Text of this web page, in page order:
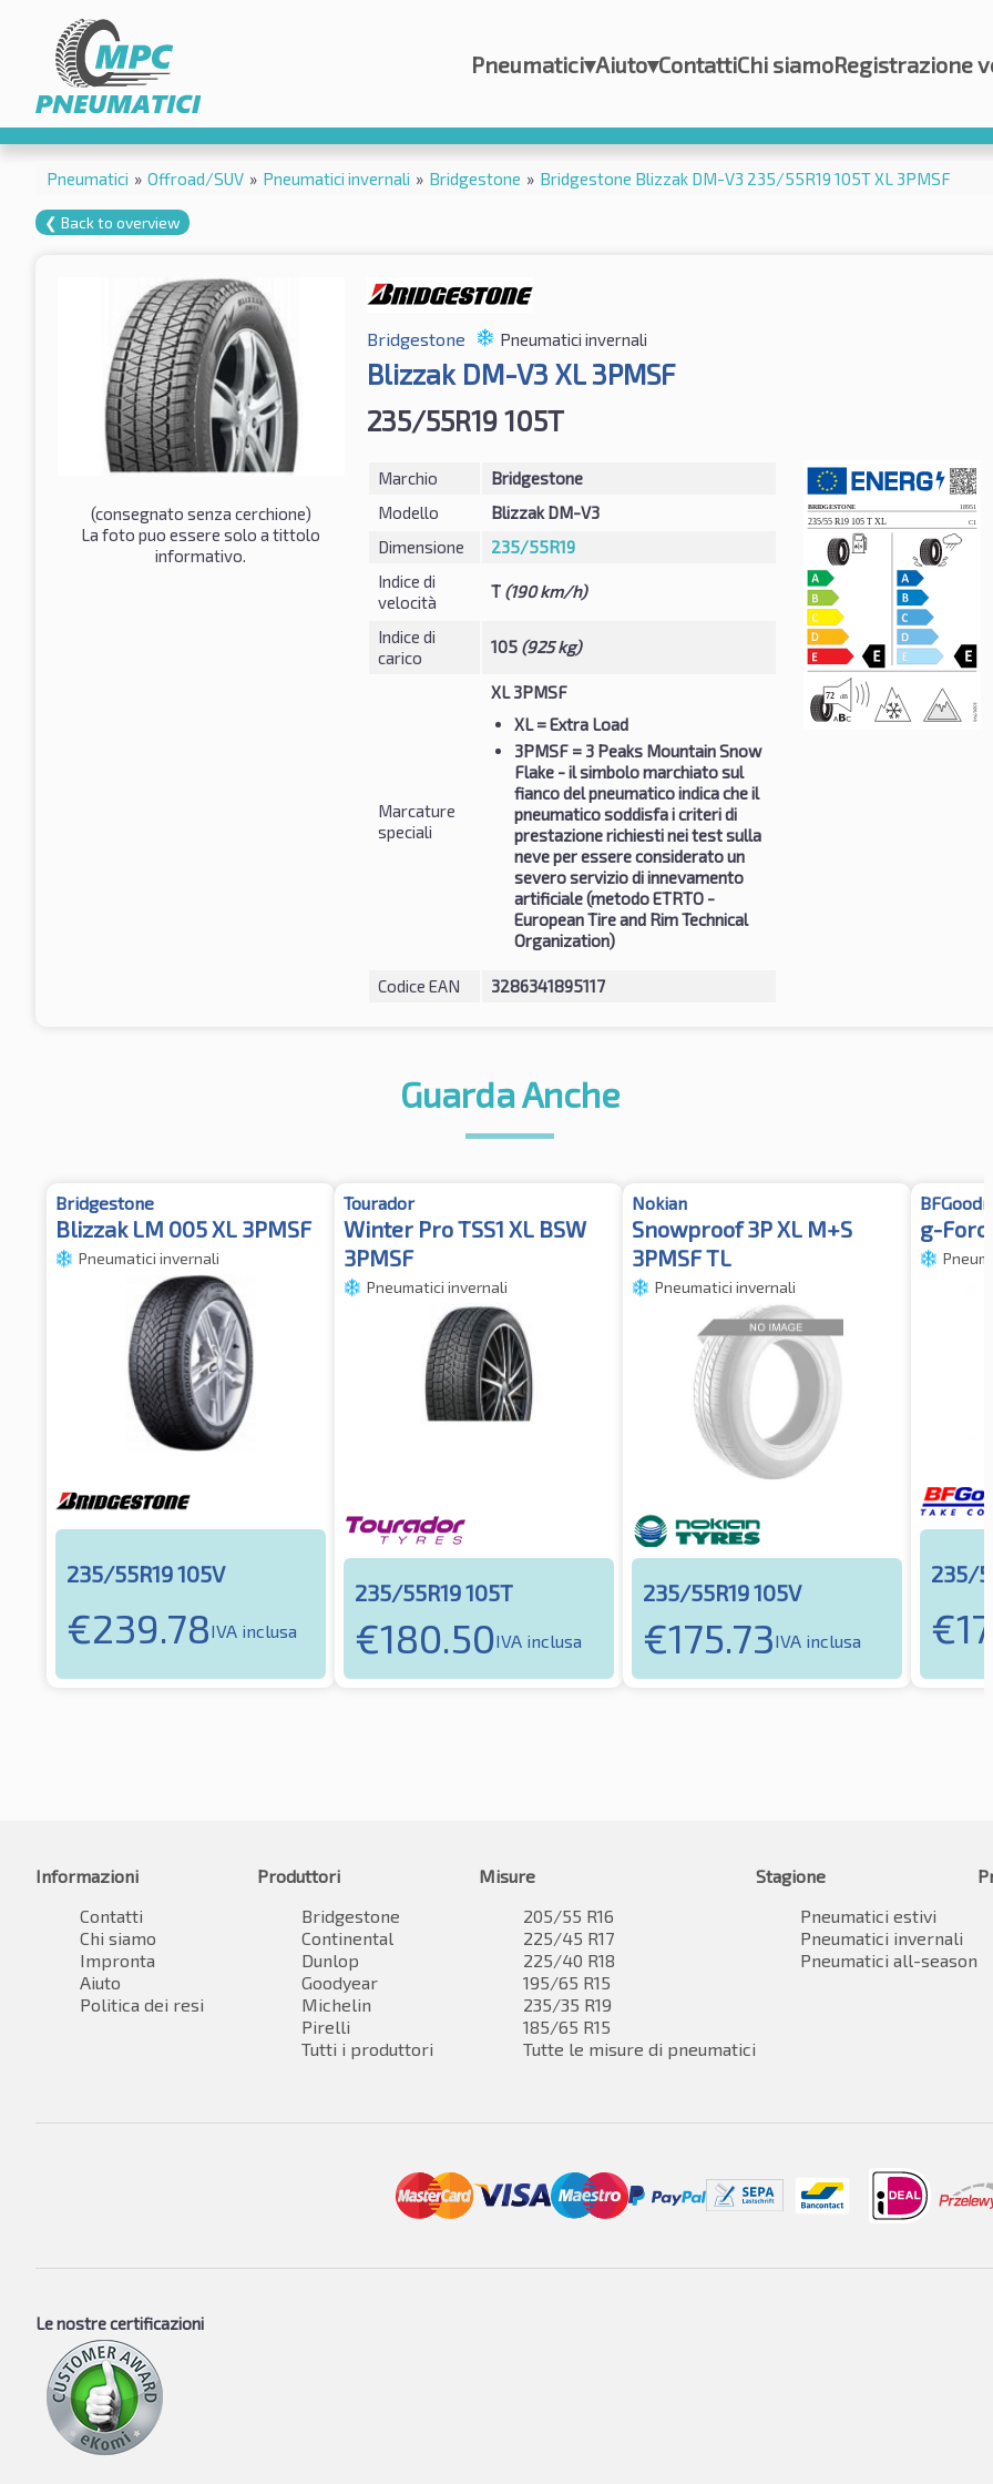
Pneumatici▾Aiuto▾ContattiChi siamoRegistrazione
Pneumatici » Offroad/SUV » Pneumatici invernali » Bridgestone » Bridgestone Blizzak DM-V3 235/55R19 105T XL 3PMSF
❮ Back to overview
(consegnato senza cerchione)
La foto puo essere solo a tittolo
informativo.
Bridgestone Pneumatici invernali
Blizzak DM-V3 XL 3PMSF
235/55R19 105T
Marchio
Bridgestone
Modello
Blizzak DM-V3
Dimensione
235/55R19
Indice di
velocità
T (190 km/h)
Indice di
carico
105 (925 kg)
Marcature
speciali
XL 3PMSF
XL= Extra Load
3PMSF= 3 Peaks Mountain Snow
Flake - il simbolo marchiato sul
fianco del pneumatico indica che il
pneumatico soddisfa i criteri di
prestazione richiesti nei test sulla
neve per essere considerato un
severo servizio di innevamento
artificiale (metodo ETRTO -
European Tire and Rim Technical
Organization)
Codice EAN 3286341895117
Guarda Anche
Bridgestone
Blizzak LM 005 XL 3PMSF
Pneumatici invernali
235/55R19 105V
€239.78IVA inclusa
Tourador
Winter Pro TSS1 XL BSW
3PMSF
Pneumatici invernali
235/55R19 105T
€180.50IVA inclusa
Nokian
Snowproof 3P XL M+S
3PMSF TL
Pneumatici invernali
235/55R19 105V
€175.73IVA inclusa
g-
235/
€
Informazioni
Contatti
Chi siamo
Impronta
Aiuto
Politica dei resi
Produttori
Bridgestone
Continental
Dunlop
Goodyear
Michelin
Pirelli
Tutti i produttori
Misure
205/55 R16
225/45 R17
225/40 R18
195/65 R15
235/35 R19
185/65 R15
Tutte le misure di pneumatici
Stagione
Pneumatici estivi
Pneumatici invernali
Pneumatici all-season
Le nostre certificazioni